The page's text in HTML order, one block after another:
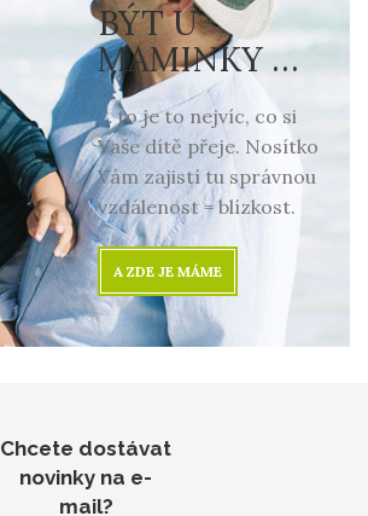
BÝT U
MAMINKY …
… to je to nejvíc, co si
Vaše dítě přeje. Nosítko
Vám zajistí tu správnou
vzdálenost = blízkost.
A ZDE JE MÁME
Chcete dostávat
novinky na e-
mail?